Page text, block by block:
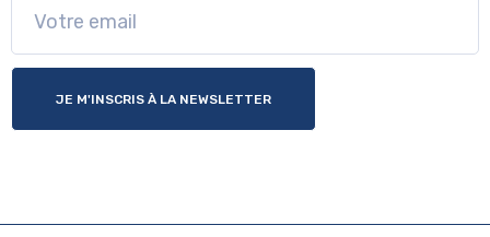
JE M'INSCRIS À LA NEWSLETTER